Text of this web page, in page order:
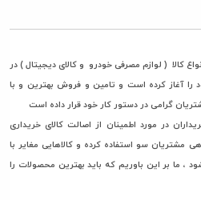
کالا ( لوازم مصرفی خودرو و کالای دیجیتال ) در
سال 1398 فعالیت خود را آغاز کرده است و تامین و فروش بهترین و با
گرامی در دستور کار خود قرار داده است
در مورد اطمینان از اصالت کالای خریداری
مشتریان سو استفاده کرده و کالاهایی مغایر با
، ما بر این باوریم که باید بهترین محصولات را
گرامی مان قرار دهیم، به همین جهت فقط مستقیما